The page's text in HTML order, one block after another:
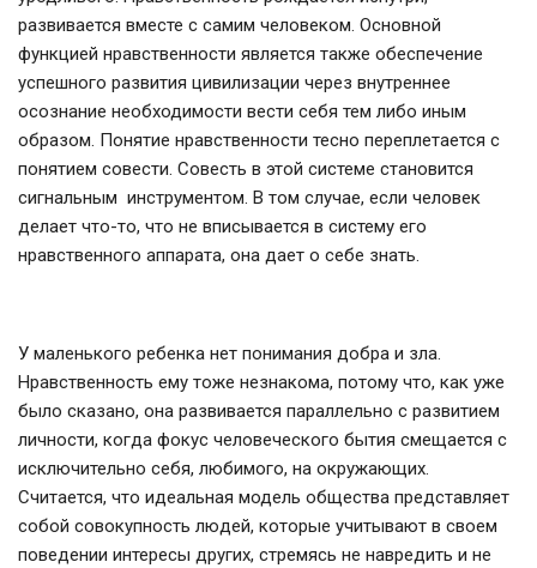
развивается вместе с самим человеком. Основной
функцией нравственности является также обеспечение
успешного развития цивилизации через внутреннее
осознание необходимости вести себя тем либо иным
образом. Понятие нравственности тесно переплетается с
понятием совести. Совесть в этой системе становится
сигнальным инструментом. В том случае, если человек
делает что-то, что не вписывается в систему его
нравственного аппарата, она дает о себе знать.
У маленького ребенка нет понимания добра и зла.
Нравственность ему тоже незнакома, потому что, как уже
было сказано, она развивается параллельно с развитием
личности, когда фокус человеческого бытия смещается с
исключительно себя, любимого, на окружающих.
Считается, что идеальная модель общества представляет
собой совокупность людей, которые учитывают в своем
поведении интересы других, стремясь не навредить и не